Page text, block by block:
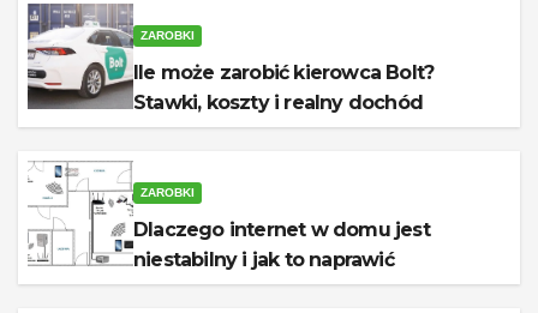
ZAROBKI
Ile może zarobić kierowca Bolt?
Stawki, koszty i realny dochód
ZAROBKI
Dlaczego internet w domu jest
niestabilny i jak to naprawić